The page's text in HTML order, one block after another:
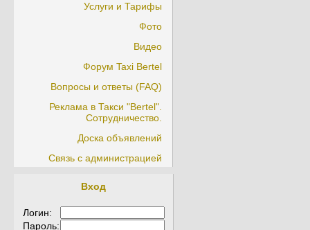
Услуги и Тарифы
Фото
Видео
Форум Taxi Bertel
Вопросы и ответы (FAQ)
Реклама в Такси "Bertel".
Сотрудничество.
Доска объявлений
Связь с администрацией
Вход
Логин:
Пароль: